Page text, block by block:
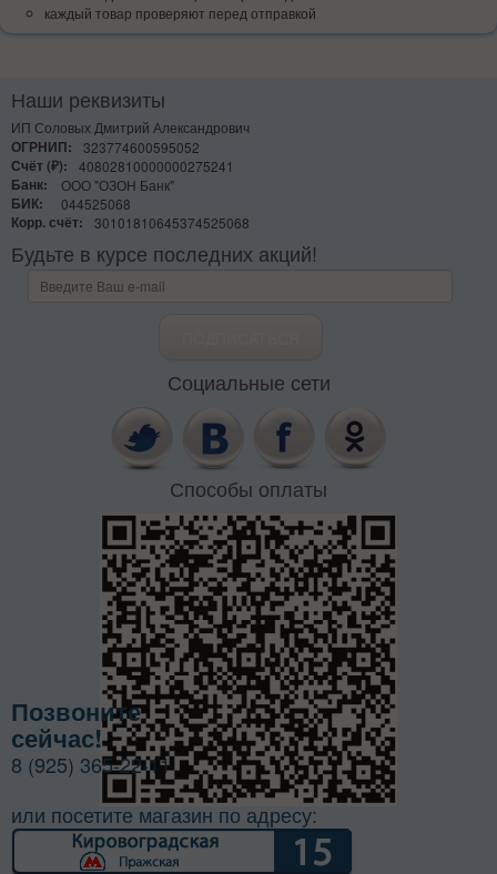
каждый товар проверяют перед отправкой
Наши реквизиты
ИП Соловых Дмитрий Александрович
ОГРНИП:
323774600595052
Счёт (₽):
40802810000000275241
Банк:
ООО "ОЗОН Банк"
БИК:
044525068
Корр. счёт:
30101810645374525068
Будьте в курсе последних акций!
Социальные сети
Способы оплаты
Позвоните
сейчас!
8 (925) 365-22-11
или посетите магазин по адресу: